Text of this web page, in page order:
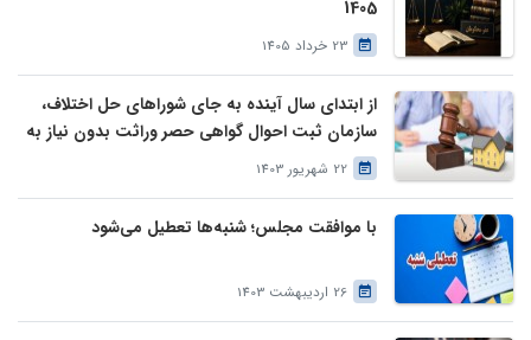
1405
23 خرداد 1405
از ابتدای سال آینده به جای شوراهای حل اختلاف،
سازمان ثبت احوال گواهی حصر وراثت بدون نیاز به
درخواست وراث صادر خواهد کرد
22 شهریور 1403
با موافقت مجلس؛ شنبه‌ها تعطیل می‌شود
26 اردیبهشت 1403